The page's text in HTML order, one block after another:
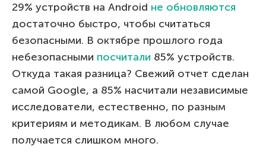
29% устройств на Android не обновляются
достаточно быстро, чтобы считаться
безопасными. В октябре прошлого года
небезопасными посчитали 85% устройств.
Откуда такая разница? Свежий отчет сделан
самой Google, а 85% насчитали независимые
исследователи, естественно, по разным
критериям и методикам. В любом случае
получается слишком много.